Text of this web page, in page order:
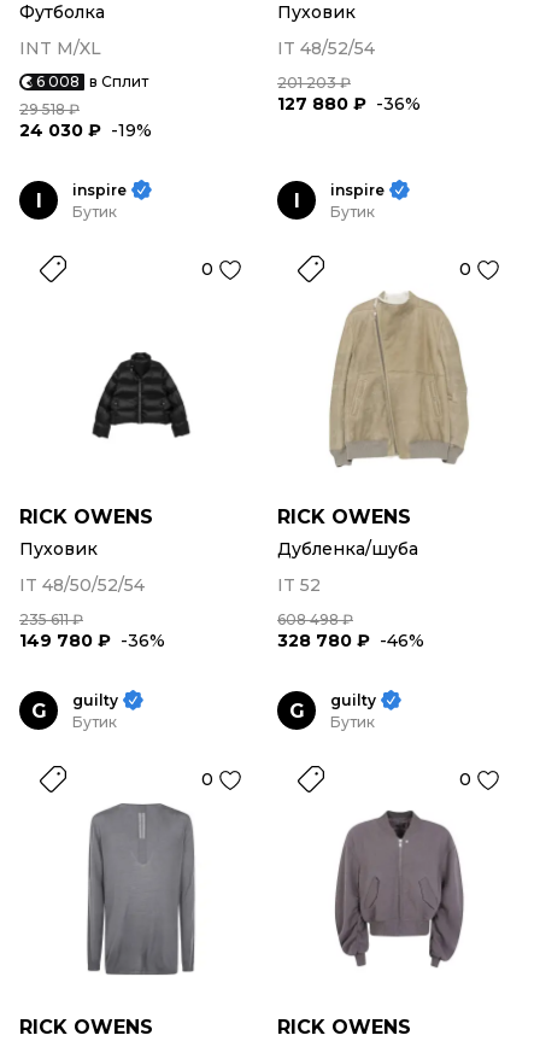
Футболка
INT M/XL
6 008 в Сплит
29 518 ₽
24 030 ₽ -19%
Пуховик
IT 48/52/54
201 203 ₽
127 880 ₽ -36%
I
inspire
Бутик
0
RICK OWENS
Пуховик
IT 48/50/52/54
235 611 ₽
149 780 ₽ -36%
I
inspire
Бутик
0
RICK OWENS
Дубленка/шуба
IT 52
608 498 ₽
328 780 ₽ -46%
G
guilty
Бутик
0
RICK OWENS
G
guilty
Бутик
0
RICK OWENS